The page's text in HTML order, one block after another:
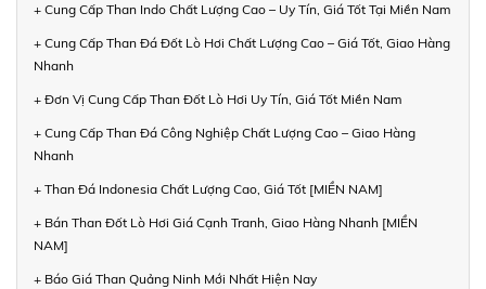
+ Cung Cấp Than Indo Chất Lượng Cao – Uy Tín, Giá Tốt Tại Miền Nam
+ Cung Cấp Than Đá Đốt Lò Hơi Chất Lượng Cao – Giá Tốt, Giao Hàng
Nhanh
+ Đơn Vị Cung Cấp Than Đốt Lò Hơi Uy Tín, Giá Tốt Miền Nam
+ Cung Cấp Than Đá Công Nghiệp Chất Lượng Cao – Giao Hàng
Nhanh
+ Than Đá Indonesia Chất Lượng Cao, Giá Tốt [MIỀN NAM]
+ Bán Than Đốt Lò Hơi Giá Cạnh Tranh, Giao Hàng Nhanh [MIỀN
NAM]
+ Báo Giá Than Quảng Ninh Mới Nhất Hiện Nay